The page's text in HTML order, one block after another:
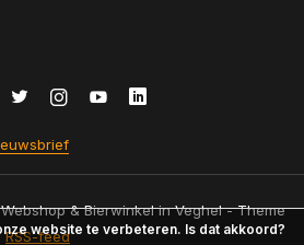
& Bierwinkel in Veghel - Theme
RSS-feed
website te verbeteren. Is dat akkoord?